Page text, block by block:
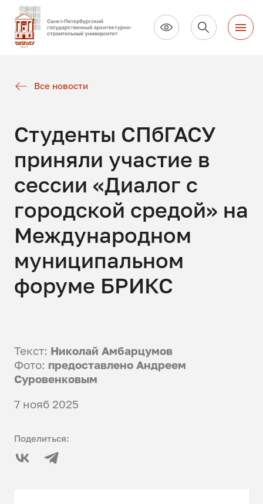
Все новости
Студенты СПбГАСУ
приняли участие в
сессии «Диалог с
городской средой» на
Международном
муниципальном
форуме БРИКС
Текст: Николай Амбарцумов
Фото: предоставлено Андреем
Суровенковым
7 нояб 2025
Поделиться: